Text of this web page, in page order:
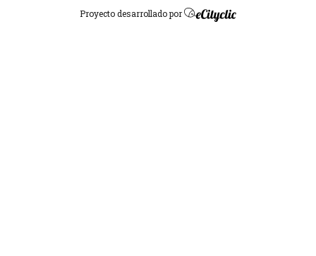
Proyecto desarrollado por